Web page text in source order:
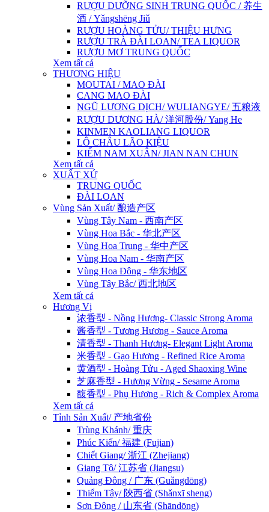
RƯỢU DƯỠNG SINH TRUNG QUỐC / 养生
酒 / Yǎngshēng Jiǔ
RƯỢU HOÀNG TỬU/ THIỆU HƯNG
RƯỢU TRÀ ĐÀI LOAN/ TEA LIQUOR
RƯỢU MƠ TRUNG QUỐC
Xem tất cả
THƯƠNG HIỆU
MOUTAI / MAO ĐÀI
CANG MAO ĐÀI
NGŨ LƯƠNG DỊCH/ WULIANGYE/ 五粮液
RƯỢU DƯƠNG HÀ/ 洋河股份/ Yang He
KINMEN KAOLIANG LIQUOR
LÔ CHÂU LÃO KIỆU
KIẾM NAM XUÂN/ JIAN NAN CHUN
Xem tất cả
XUẤT XỨ
TRUNG QUỐC
ĐÀI LOAN
Vùng Sản Xuất/ 酿造产区
Vùng Tây Nam - 西南产区
Vùng Hoa Bắc - 华北产区
Vùng Hoa Trung - 华中产区
Vùng Hoa Nam - 华南产区
Vùng Hoa Đông - 华东地区
Vùng Tây Bắc/ 西北地区
Xem tất cả
Hương Vị
浓香型 - Nồng Hương- Classic Strong Aroma
酱香型 - Tương Hương - Sauce Aroma
清香型 - Thanh Hương- Elegant Light Aroma
米香型 - Gạo Hương - Refined Rice Aroma
黄酒型 - Hoàng Tửu - Aged Shaoxing Wine
芝麻香型 - Hương Vừng - Sesame Aroma
馥香型 - Phụ Hương - Rich & Complex Aroma
Xem tất cả
Tỉnh Sản Xuất/ 产地省份
Trùng Khánh/ 重庆
Phúc Kiến/ 福建 (Fujian)
Chiết Giang/ 浙江 (Zhejiang)
Giang Tô/ 江苏省 (Jiangsu)
Quảng Đông / 广东 (Guǎngdōng)
Thiểm Tây/ 陝西省 (Shǎnxī sheng)
Sơn Đông / 山东省 (Shāndōng)